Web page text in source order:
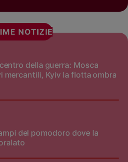
NOTIZIE
della guerra: Mosca
mercantili, Kyiv la flotta ombra
del pomodoro dove la